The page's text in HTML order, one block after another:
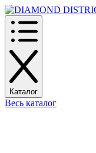
Каталог
Весь каталог